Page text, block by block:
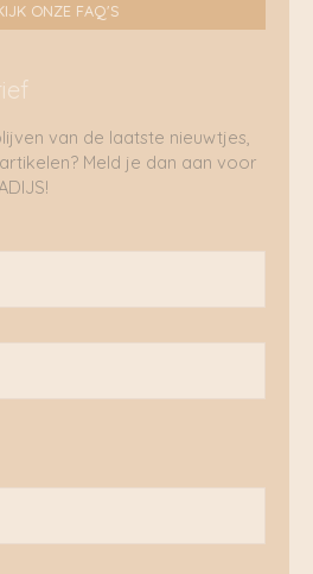
ONZE FAQ'S
van de laatste nieuwtjes,
Meld je dan aan voor